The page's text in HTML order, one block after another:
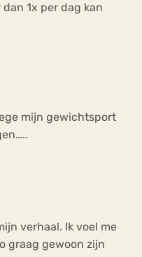
1x per dag kan
mijn gewichtsport
verhaal. Ik voel me
graag gewoon zijn